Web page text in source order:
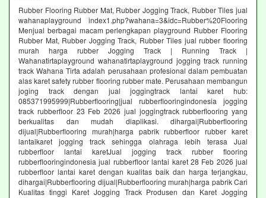
Rubber Flooring Rubber Mat, Rubber Jogging Track, Rubber Tiles jual
wahanaplayground index1.php?wahana=3&idc=Rubber%20Flooring
Menjual berbagai macam perlengkapan playground Rubber Flooring
Rubber Mat, Rubber Jogging Track, Rubber Tiles jual rubber flooring
murah harga rubber Jogging Track | Running Track |
Wahanatirtaplayground wahanatirtaplayground jogging track running
track Wahana Tirta adalah perusahaan profesional dalam pembuatan
alas karet safety rubber flooring rubber mate. Perusahaan membangun
joging track dengan jual joggingtrack lantai karet hub:
085371995999|Rubberflooring|jual rubberflooringindonesia jogging
track rubberfloor 23 Feb 2026 jual joggingtrack rubberflooring yang
berkualitas dan mudah diaplikasi. dihargai|Rubberflooring
dijual|Rubberflooring murah|harga pabrik rubberfloor rubber karet
lantaikaret jogging track sehingga olahraga lebih terasa Jual
rubberfloor lantai karetJual jogging track rubber flooring
rubberflooringindonesia jual rubberfloor lantai karet 28 Feb 2026 jual
rubberfloor lantai karet dengan kualitas baik dan harga terjangkau,
dihargai|Rubberflooring dijual|Rubberflooring murah|harga pabrik Cari
Kualitas tinggi Karet Jogging Track Produsen dan Karet Jogging